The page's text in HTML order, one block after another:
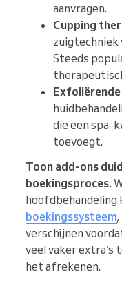
aanvragen.
Cupping
zuigtechniek
Steeds
Exfoliërende
die een spa-
toevoegt.
Toon add-ons
boekingsproces.
hoofdbehandeling
boekingssysteem
verschijnen
veel vaker extra’s
het afrekenen.